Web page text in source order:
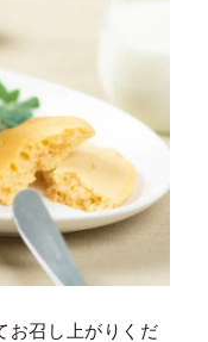
お召し上がりくだ